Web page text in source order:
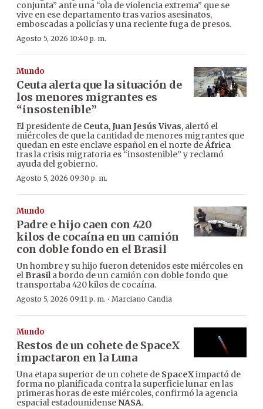
conjunta” ante una “ola de violencia extrema” que se
vive en ese departamento tras varios asesinatos,
emboscadas a policías y una reciente fuga de presos.
Agosto 5, 2026 10:40 p. m.
Mundo
Ceuta alerta que la situación de
los menores migrantes es
“insostenible”
El presidente de Ceuta,Juan Jesús Vivas, alertó el
miércoles de que la cantidad de menores migrantes que
quedan en este enclave español en el norte deÁfrica
tras la crisis migratoria es “insostenible” y reclamó
ayuda del gobierno.
Agosto 5, 2026 09:30 p. m.
Mundo
Padre e hijo caen con 420
kilos de cocaína en un camión
con doble fondo en el Brasil
Un hombre y su hijo fueron detenidos este miércoles en
el Brasila bordo de un camión con doble fondo que
transportaba 420 kilos de cocaína.
Agosto 5, 2026 09:11 p. m. · Marciano Candia
Mundo
Restos de un cohete de SpaceX
impactaron en la Luna
Una etapa superior de un cohete de SpaceXimpactó de
forma no planificada contra la superficie lunar en las
primeras horas de este miércoles, confirmó la agencia
espacial estadounidenseNASA.